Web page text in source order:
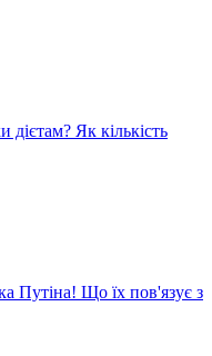
Як кількість
Путіна! Що їх пов'язує з